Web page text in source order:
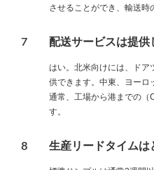
させることができ、輸送時
7 配送サービスは提供
はい。北米向けには、ドア
供できます。中東、ヨーロ
通常、工場から港までの（
す。
8 生産リードタイムは